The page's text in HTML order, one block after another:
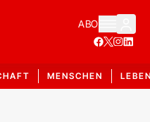
ABO
MENSCHEN